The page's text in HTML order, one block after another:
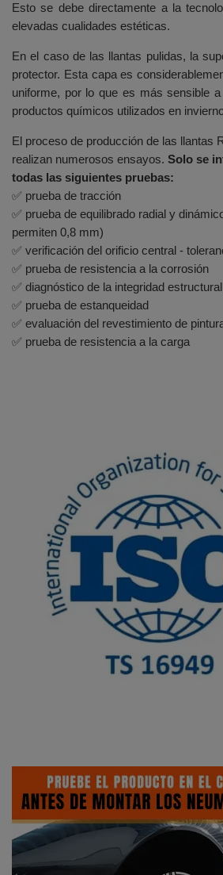
Esto se debe directamente a la
elevadas cualidades estéticas.
En el caso de las llantas pulidas, la
protector. Esta capa es
uniforme, por lo que es más sensible
productos químicos utilizados en
El proceso de producción de las llantas
realizan numerosos ensayos. Solo se
todas las siguientes pruebas:
✅ prueba de tracción
✅ prueba de equilibrado radial y
permiten 0,8 mm)
✅ verificación del orificio central -
✅ prueba de resistencia a la corrosión
✅ diagnóstico de la integridad
✅ prueba de estanqueidad
✅ evaluación del revestimiento de
✅ prueba de resistencia a la carga